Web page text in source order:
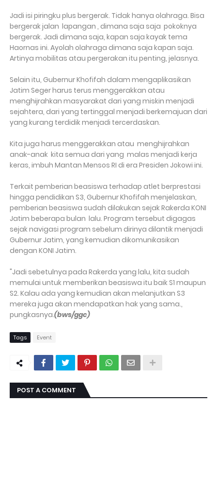
Jadi isi piringku plus bergerak. Tidak hanya olahraga. Bisa
bergerak jalan lapangan , dimana saja saja pokoknya
bergerak. Jadi dimana saja, kapan saja kayak tema
Haornas ini. Ayolah olahraga dimana saja kapan saja.
Artinya mobilitas atau pergerakan itu penting, jelasnya.
Selain itu, Gubernur Khofifah dalam mengaplikasikan
Jatim Seger harus terus menggerakkan atau
menghijrahkan masyarakat dari yang miskin menjadi
sejahtera, dari yang tertinggal menjadi berkemajuan dari
yang kurang terdidik menjadi tercerdaskan.
Kita juga harus menggerakkan atau menghijrahkan
anak-anak kita semua dari yang malas menjadi kerja
keras, imbuh Mantan Mensos RI di era Presiden Jokowi ini.
Terkait pemberian beasiswa terhadap atlet berprestasi
hingga pendidikan S3, Gubernur Khofifah menjelaskan,
pemberian beasiswa sudah dilakukan sejak Rakerda KONI
Jatim beberapa bulan lalu. Program tersebut digagas
sejak navigasi program sebelum dirinya dilantik menjadi
Gubernur Jatim, yang kemudian dikomunikasikan
dengan KONI Jatim.
"Jadi sebetulnya pada Rakerda yang lalu, kita sudah
memulai untuk memberikan beasiswa itu baik S1 maupun
S2. Kalau ada yang kemudian akan melanjutkan S3
mereka juga akan mendapatkan hak yang sama.,
pungkasnya.(bws/ggc)
Tags Event
POST A COMMENT